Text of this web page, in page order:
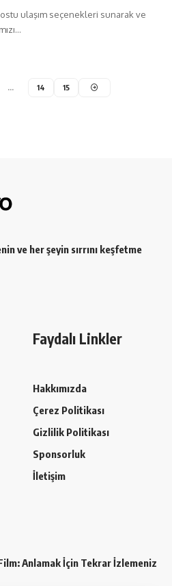
ulaşım seçenekleri sunarak ve
… 14 15
ve her şeyin sırrını keşfetme
Faydalı Linkler
Hakkımızda
Çerez Politikası
Gizlilik Politikası
Sponsorluk
İletişim
Anlamak İçin Tekrar İzlemeniz